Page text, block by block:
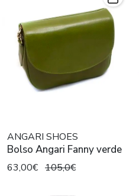
ANGARI SHOES
Bolso Angari Fanny verde
63,00€ 105,0€